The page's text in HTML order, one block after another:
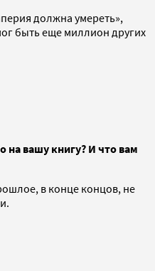
должна умереть»,
быть еще миллион других
на вашу книгу? И что вам
в конце концов, не